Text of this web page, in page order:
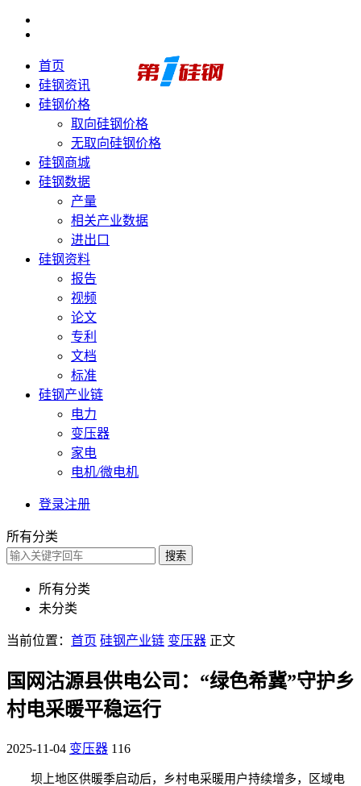
首页
硅钢资讯
硅钢价格
取向硅钢价格
无取向硅钢价格
硅钢商城
硅钢数据
产量
相关产业数据
进出口
硅钢资料
报告
视频
论文
专利
文档
标准
硅钢产业链
电力
变压器
家电
电机/微电机
登录注册
所有分类
搜索
所有分类
未分类
当前位置： 首页 硅钢产业链 变压器 正文
国网沽源县供电公司：“绿色希冀”守护乡
村电采暖平稳运行
2025-11-04 变压器 116
坝上地区供暖季启动后，乡村电采暖用户持续增多，区域电